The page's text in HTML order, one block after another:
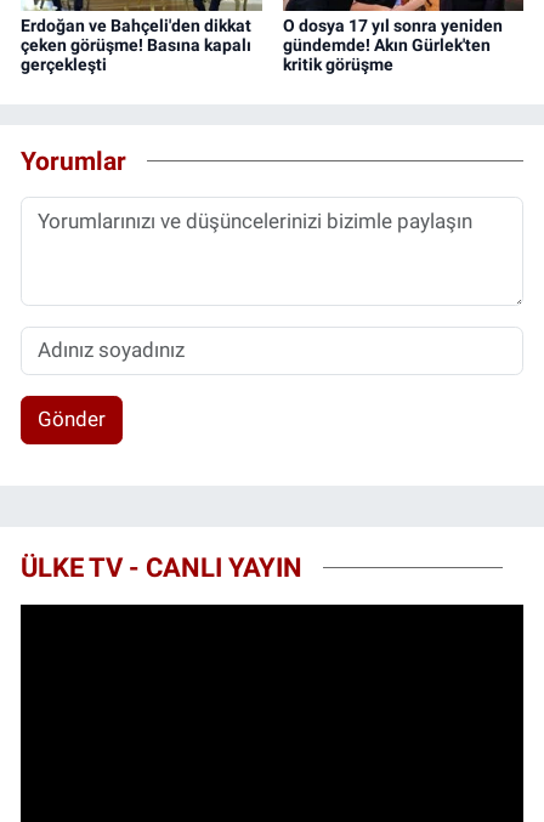
Erdoğan ve Bahçeli'den dikkat
çeken görüşme! Basına kapalı
gerçekleşti
O dosya 17 yıl sonra yeniden
gündemde! Akın Gürlek'ten
kritik görüşme
Yorumlar
Gönder
ÜLKE TV - CANLI YAYIN